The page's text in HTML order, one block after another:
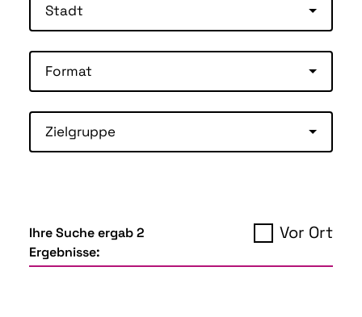
Stadt
Format
Zielgruppe
Ihre Suche ergab 2
Ergebnisse:
Vor Ort